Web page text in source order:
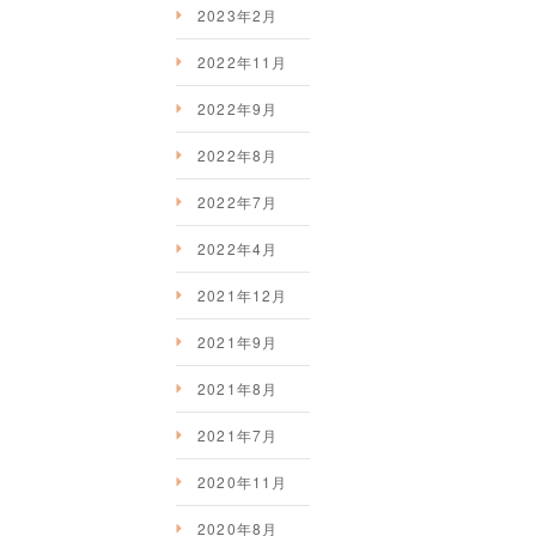
2023年2月
2022年11月
2022年9月
2022年8月
2022年7月
2022年4月
2021年12月
2021年9月
2021年8月
2021年7月
2020年11月
2020年8月